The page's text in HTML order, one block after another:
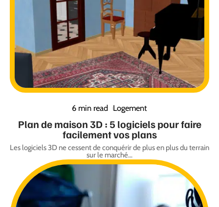
6 min read Logement
Plan de maison 3D : 5 logiciels pour faire
facilement vos plans
Les logiciels 3D ne cessent de conquérir de plus en plus du terrain
sur le marché…